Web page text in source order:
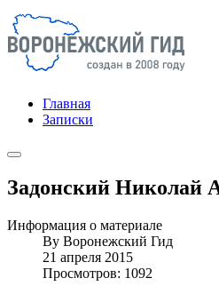
Главная
Записки
Задонский Николай
Информация о материале
By Воронежский Гид
21 апреля 2015
Просмотров: 1092